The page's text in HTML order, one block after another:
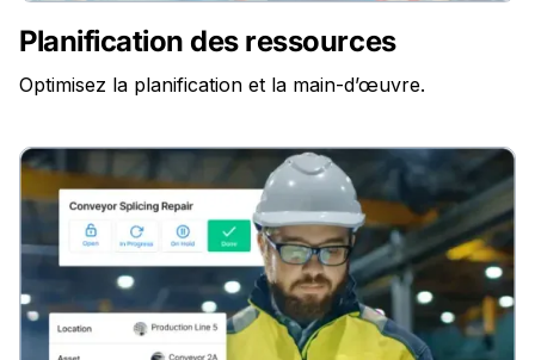
Planification des ressources
Optimisez la planification et la main-d’œuvre.